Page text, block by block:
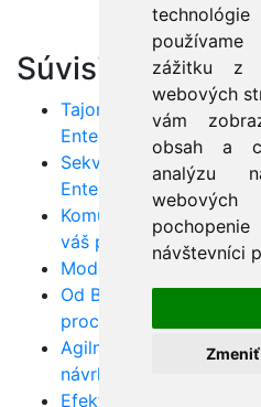
používame
zážitku z
webových
vám
obsah a
analýzu
návštevníci
Súvisiace
Tajomstvá Use-case
Enterprise Architect
Sekvenčné diagramy
Enterprise Architect
Komunikačné
váš projekt
Model Driven
Od BPM k UML: Ako
procesy
Agilný vývoj so SCRUM
návrhu softvéru
Efektívne riadenie